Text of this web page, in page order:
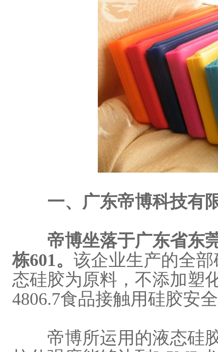
一、广东帝博科技有
帝博坐落于广东省东
栋601。 该企业生产的全
态硅胶为原料，不添加塑
4806.7食品接触用硅胶安
帝博所运用的液态硅胶